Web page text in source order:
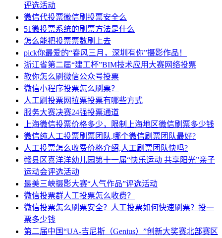
评选活动
微信代投票微信刷投票安全么
51微投票系统的刷票方法是什么
怎么能把投票票数刷上去
pick你最爱的“春风三月，深圳有你”摄影作品！
浙江省第二届“建工杯”BIM技术应用大赛网络投票
教你怎么刷微信公众号投票
微信小程序投票怎么刷票？
人工刷投票网拉票投票有哪些方式
服务大赛决赛24强投票通道
上海微信投票价格多少，限制上海地区微信刷票多少钱
微信纯人工投票刷票团队,哪个微信刷票团队最好?
人工投票怎么收费价格介绍,人工刷票团队快吗?
赣县区喜洋洋幼儿园第十一届“快乐运动 共享阳光”亲子
运动会评选活动
最美三峡摄影大赛“人气作品”评选活动
微信投票群人工投票怎么收费？
微信投票怎么刷票安全？人工投票如何快速刷票？投一
票多少钱
第二届中国“UA-吉尼斯（Genius）”创新大奖赛北部赛区